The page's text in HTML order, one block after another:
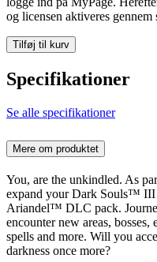
og licensen aktiveres gennem
Tilføj til kurv
Specifikationer
Se alle specifikationer
Mere om produktet
You, are the unkindled. As
expand your Dark Souls™ III
Ariandel™ DLC pack.
encounter new areas, bosses,
spells and more. Will you
darkness once more?